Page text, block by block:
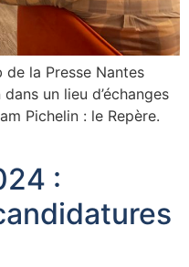
de la Presse Nantes
un lieu d’échanges
Pichelin : le Repère.
: